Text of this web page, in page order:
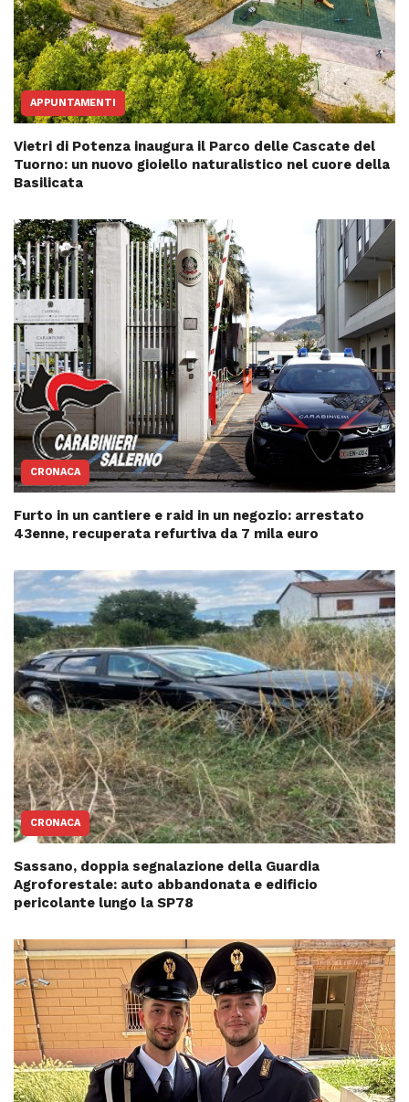
APPUNTAMENTI
Vietri di Potenza inaugura il Parco delle Cascate del
Tuorno: un nuovo gioiello naturalistico nel cuore della
Basilicata
CRONACA
Furto in un cantiere e raid in un negozio: arrestato
43enne, recuperata refurtiva da 7 mila euro
CRONACA
Sassano, doppia segnalazione della Guardia
Agroforestale: auto abbandonata e edificio
pericolante lungo la SP78